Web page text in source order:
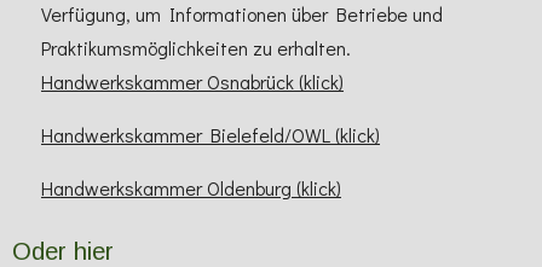
Verfügung, um Informationen über Betriebe und
Praktikumsmöglichkeiten zu erhalten.
Handwerkskammer Osnabrück (klick)
Handwerkskammer Bielefeld/OWL (klick)
Handwerkskammer Oldenburg (klick)
Oder hier